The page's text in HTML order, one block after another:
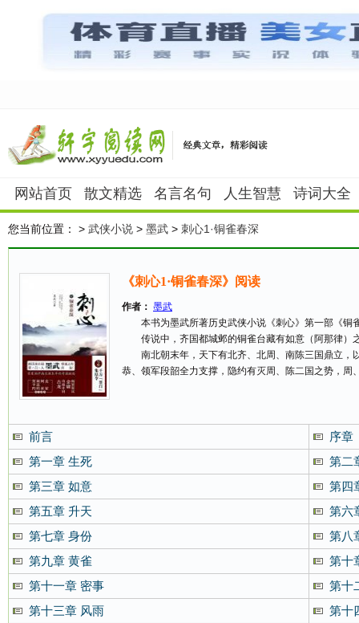
网站首页 散文精选 名言名句 人生智慧 诗词大全
您当前位置： > 武侠小说 > 墨武 > 刺心1·铜雀春深
《刺心1·铜雀春深》阅读
作者： 墨武
本书为墨武所著历史武侠小说《刺心》第一部《铜
传说中，齐国都城邺的铜雀台藏有如意（阿那律）
南北朝末年，天下有北齐、北周、南陈三国鼎立，
恭、领军段韶全力支撑，隐约有灭周、陈二国之势，周
前言
序章
第一章 生死
第二
第三章 如意
第四
第五章 升天
第六
第七章 身份
第八
第九章 黄雀
第十
第十一章 密事
第十
第十三章 风雨
第十